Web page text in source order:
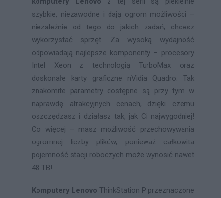
szybkie, niezawodne i dają ogrom możliwości –
niezależnie od tego do jakich zadań, chcesz
wykorzystać sprzęt. Za wysoką wydajność
odpowiadają najlepsze komponenty – procesory
Intel Xeon z technologią TurboMax oraz
doskonałe karty graficzne nVidia Quadro. Tak
znakomite parametry dostępne są przy tym w
naprawdę atrakcyjnych cenach, dzięki czemu
oszczędzasz i działasz tak, jak Ci najwygodniej!
Co więcej – masz możliwość przechowywania
ogromnej liczby plików, ponieważ całkowita
pojemność stacji roboczych może wynosić nawet
48 TB!
Komputery Lenovo ThinkStation P przeznaczone